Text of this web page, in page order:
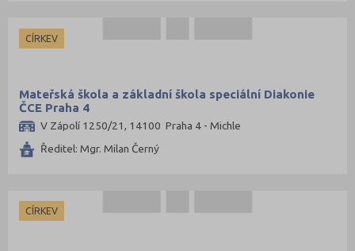
CÍRKEV
Mateřská škola a základní škola speciální Diakonie
ČCE Praha 4
V Zápolí 1250/21, 14100 Praha 4 - Michle
Ředitel: Mgr. Milan Černý
CÍRKEV